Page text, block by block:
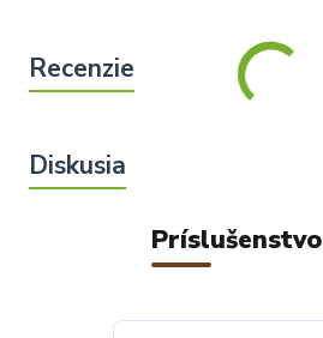
Príslušenstvo